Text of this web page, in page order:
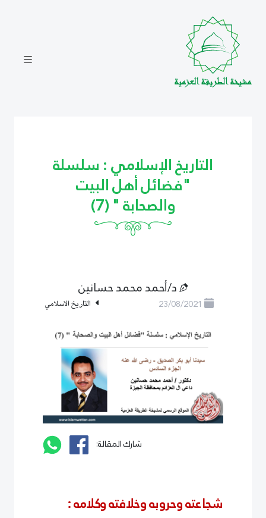
التاريخ الإسلامي : سلسلة
"فضائل أهل البيت
والصحابة " (7)
د/أحمد محمد حسانين
23/08/2021 التاريخ الاسلامي
شارك المقالة:
شجاعته وحروبه وخلافته وكلامه :